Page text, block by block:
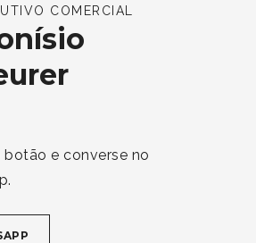
COMERCIAL
botão e converse no